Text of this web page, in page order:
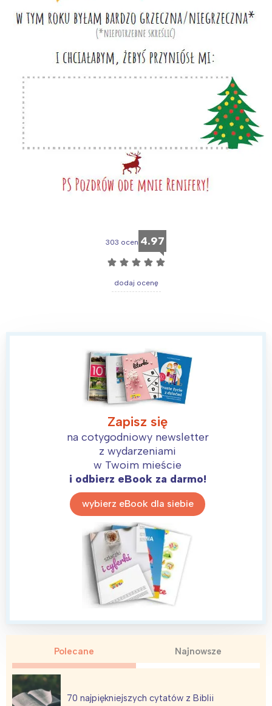
303 ocen 4.97
☆ ☆ ☆ ☆ ☆
dodaj ocenę
Zapisz się
na cotygodniowy newsletter
z wydarzeniami
w Twoim mieście
i odbierz eBook za darmo!
wybierz eBook dla siebie
Polecane Najnowsze
70 najpiękniejszych cytatów z Biblii